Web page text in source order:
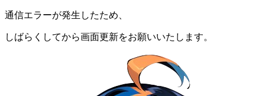
通信エラーが発生したため、
しばらくしてから画面更新をお願いいたします。